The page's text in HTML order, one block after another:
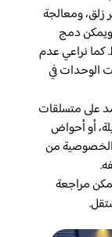
ومعالجة
دمج
كما نراعي عدم
الوحدات في
على متسلقات
أو أحواض
الخصوصية من
مراجعة